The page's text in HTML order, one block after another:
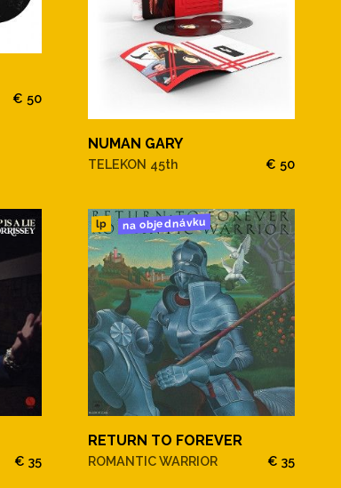
€ 50
NUMAN GARY
TELEKON 45th € 50
€ 35
lp na objednávku
RETURN TO FOREVER
ROMANTIC WARRIOR € 35